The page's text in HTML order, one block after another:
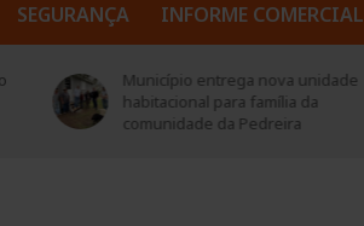
SEGURANÇA INFORME COMERCIAL
Município entrega nova unidade
habitacional para família da
comunidade da Pedreira